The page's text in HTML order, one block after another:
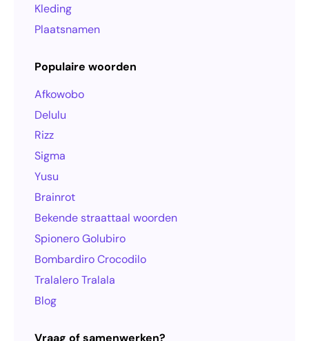
Kleding
Plaatsnamen
Populaire woorden
Afkowobo
Delulu
Rizz
Sigma
Yusu
Brainrot
Bekende straattaal woorden
Spionero Golubiro
Bombardiro Crocodilo
Tralalero Tralala
Blog
Vraag of samenwerken?